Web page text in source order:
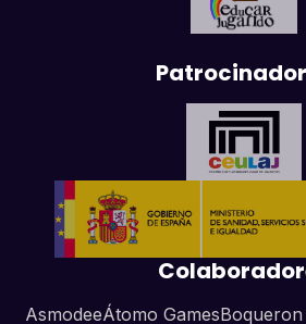
AsmodeeÁtomo GamesBoqueron